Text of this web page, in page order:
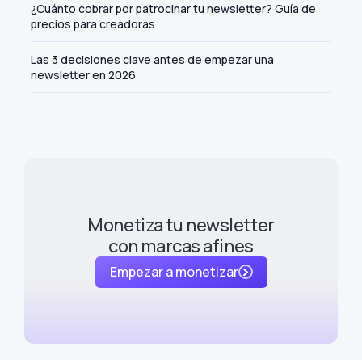
¿Cuánto cobrar por patrocinar tu newsletter? Guía de
precios para creadoras
Las 3 decisiones clave antes de empezar una
newsletter en 2026
Monetiza tu newsletter
con marcas afines
Empezar a monetizar